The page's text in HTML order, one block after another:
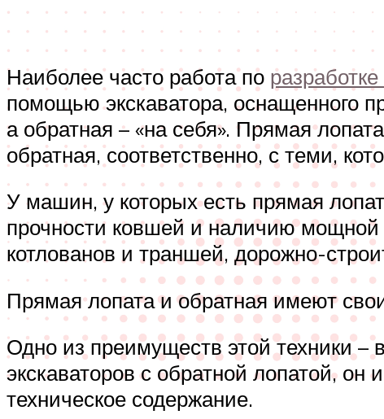
Наиболее часто работа по
помощью экскаватора, оснащенного
а обратная – «на себя». Прямая
обратная, соответственно, с теми,
У машин, у которых есть прямая
прочности ковшей и наличию мощной
котлованов и траншей, дорожно-
Прямая лопата и обратная имеют
Одно из преимуществ этой техники –
экскаваторов с обратной лопатой,
техническое содержание.